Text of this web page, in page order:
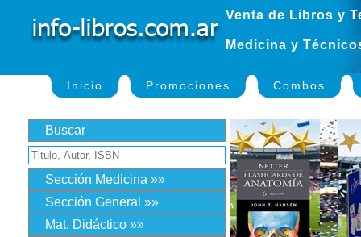
Venta de Libros y
Medicina y
Inicio Promociones Combos
Buscar
Sección Medicina »»
Sección General »»
Mat. Didáctico »»